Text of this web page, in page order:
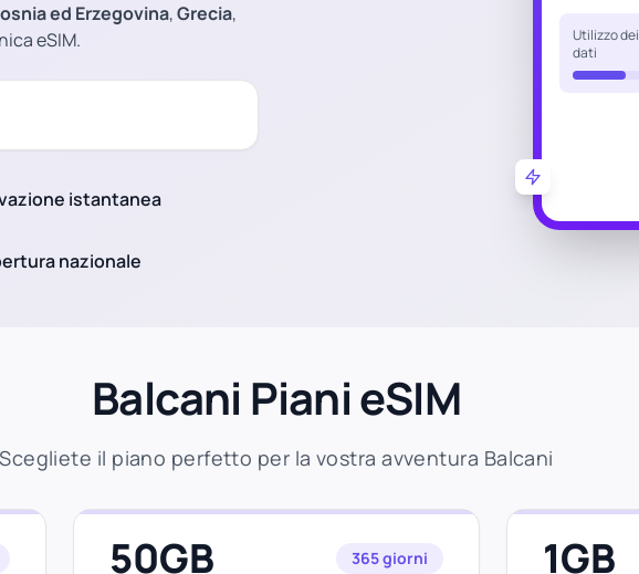
ed Erzegovina,Grecia,
eSIM.
istantanea
nazionale
Utilizzo dei
dati
Balcani Piani eSIM
Scegliete il piano perfetto per la vostra avventura Balcani
50GB 365 giorni 1GB